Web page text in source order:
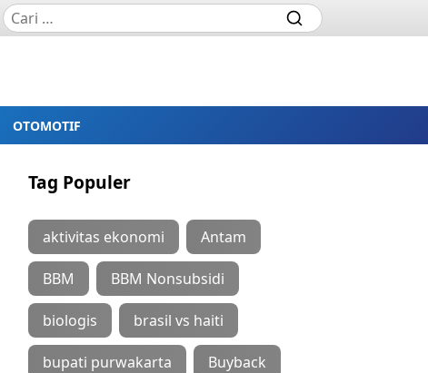
OTOMOTIF
Tag Populer
aktivitas ekonomi Antam
BBM BBM Nonsubsidi
biologis brasil vs haiti
bupati purwakarta Buyback